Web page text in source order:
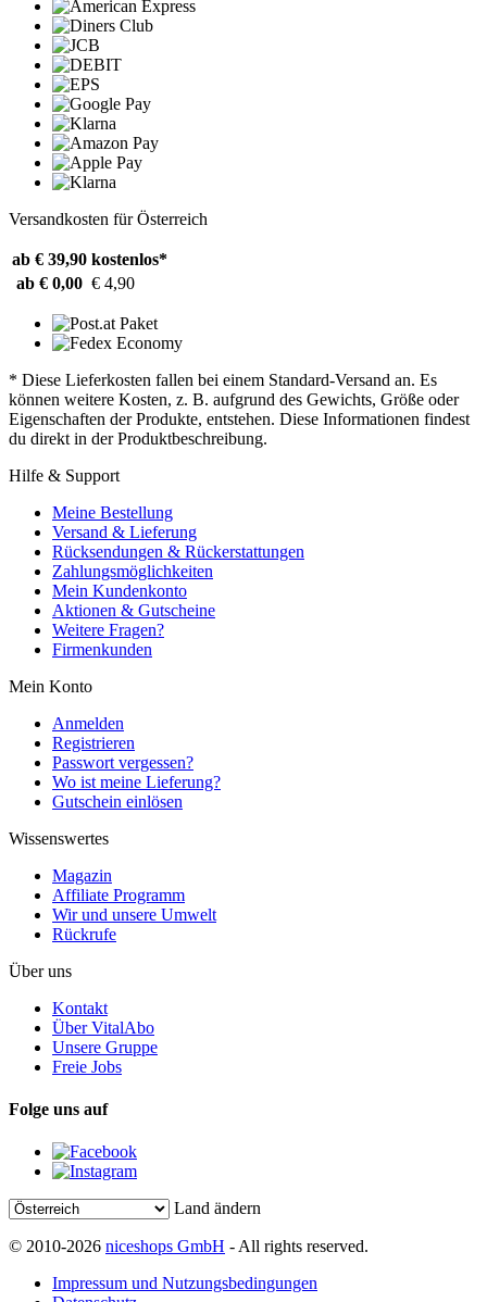
Versandkosten für Österreich
ab € 39,90 kostenlos*
ab € 0,00 € 4,90
* Diese Lieferkosten fallen bei einem Standard-Versand an. Es
können weitere Kosten, z. B. aufgrund des Gewichts, Größe oder
Eigenschaften der Produkte, entstehen. Diese Informationen findest
du direkt in der Produktbeschreibung.
Hilfe & Support
Meine Bestellung
Versand & Lieferung
Rücksendungen & Rückerstattungen
Zahlungsmöglichkeiten
Mein Kundenkonto
Aktionen & Gutscheine
Weitere Fragen?
Firmenkunden
Mein Konto
Anmelden
Registrieren
Passwort vergessen?
Wo ist meine Lieferung?
Gutschein einlösen
Wissenswertes
Magazin
Affiliate Programm
Wir und unsere Umwelt
Rückrufe
Über uns
Kontakt
Über VitalAbo
Unsere Gruppe
Freie Jobs
Folge uns auf
Land ändern
© 2010-2026 niceshops GmbH - All rights reserved.
Impressum und Nutzungsbedingungen